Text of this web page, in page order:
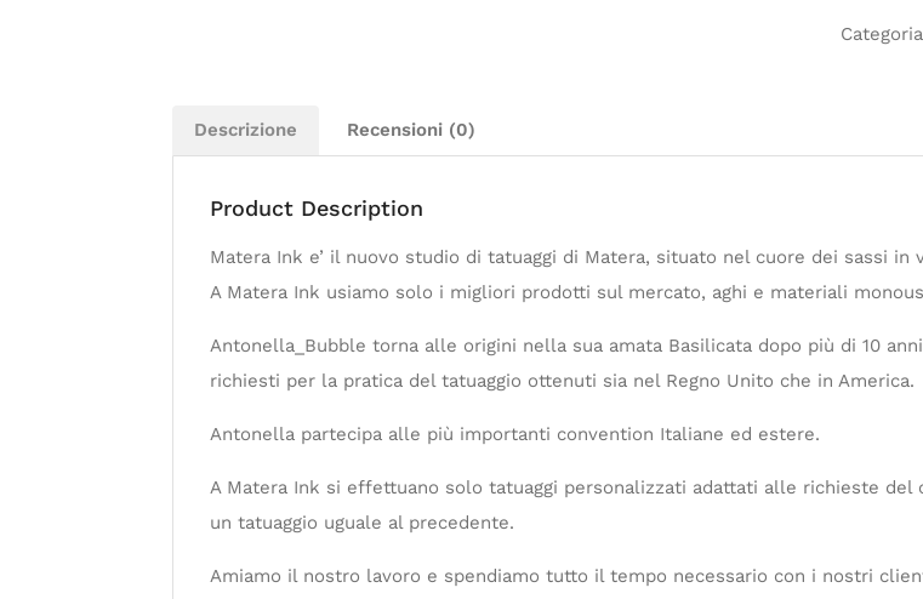
Descrizione Recensioni (0)
Product Description
Matera Ink e’ il nuovo studio di tatuaggi di Matera, situato nel cuore dei sassi in
A Matera Ink usiamo solo i migliori prodotti sul mercato, aghi e materiali
Antonella_Bubble torna alle origini nella sua amata Basilicata dopo più di 10
richiesti per la pratica del tatuaggio ottenuti sia nel Regno Unito che in America.
Antonella partecipa alle più importanti convention Italiane ed estere.
A Matera Ink si effettuano solo tatuaggi personalizzati adattati alle richieste
un tatuaggio uguale al precedente.
Amiamo il nostro lavoro e spendiamo tutto il tempo necessario con i nostri